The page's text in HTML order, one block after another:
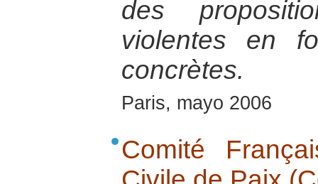
des
violentes en
concrètes.
Paris, mayo 2006
Comité